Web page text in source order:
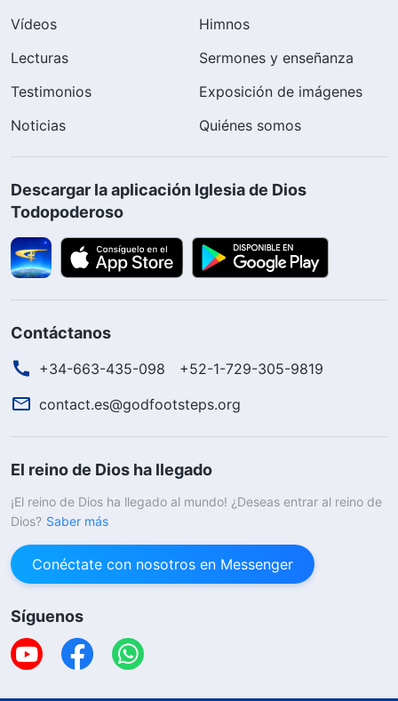
Vídeos
Himnos
Lecturas
Sermones y enseñanza
Testimonios
Exposición de imágenes
Noticias
Quiénes somos
Descargar la aplicación Iglesia de Dios
Todopoderoso
Contáctanos
+34-663-435-098
+52-1-729-305-9819
contact.es@godfootsteps.org
El reino de Dios ha llegado
¡El reino de Dios ha llegado al mundo! ¿Deseas entrar al reino de
Dios? Saber más
Conéctate con nosotros en Messenger
Síguenos